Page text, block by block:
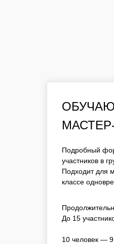
ЧАС. ДО 15
ПОДХОДИТ
УЧАСТИЕ В
ДО 15
До 15
10 человек — 9
Подробный
участников в
Подходит для
классе